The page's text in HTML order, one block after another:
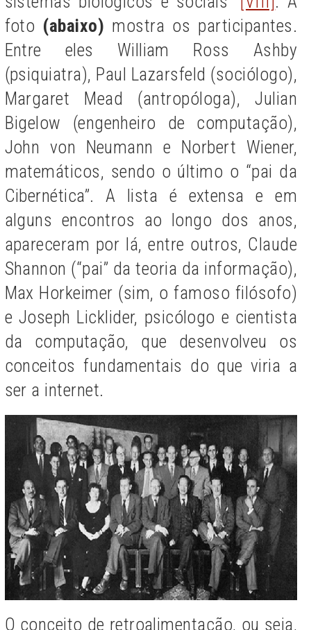
foto (abaixo) mostra os participantes.
Entre eles William Ross Ashby
(psiquiatra), Paul Lazarsfeld (sociólogo),
Margaret Mead (antropóloga), Julian
Bigelow (engenheiro de computação),
John von Neumann e Norbert Wiener,
matemáticos, sendo o último o “pai da
Cibernética”. A lista é extensa e em
alguns encontros ao longo dos anos,
apareceram por lá, entre outros, Claude
Shannon (“pai” da teoria da informação),
Max Horkeimer (sim, o famoso filósofo)
e Joseph Licklider, psicólogo e cientista
da computação, que desenvolveu os
conceitos fundamentais do que viria a
ser a internet.
O conceito de retroalimentação, ou seja,